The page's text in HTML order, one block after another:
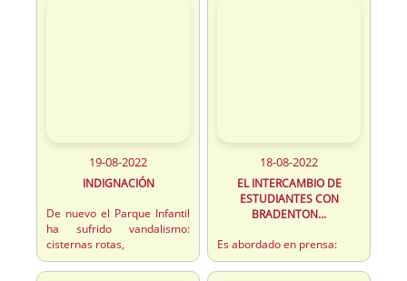
19-08-2022
INDIGNACIÓN
De nuevo el Parque Infantil
ha sufrido vandalismo:
cisternas rotas,
18-08-2022
EL INTERCAMBIO DE
ESTUDIANTES CON
BRADENTON...
Es abordado en prensa: